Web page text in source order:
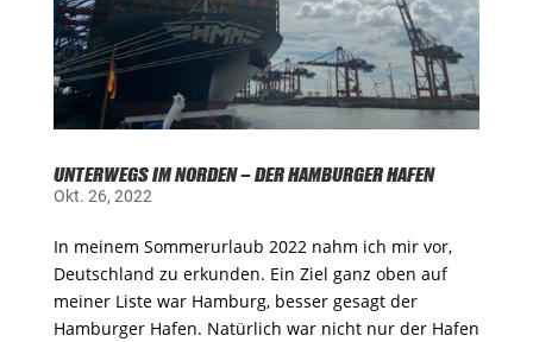
UNTERWEGS IM NORDEN – DER HAMBURGER HAFEN
Okt. 26, 2022
In meinem Sommerurlaub 2022 nahm ich mir vor,
Deutschland zu erkunden. Ein Ziel ganz oben auf
meiner Liste war Hamburg, besser gesagt der
Hamburger Hafen. Natürlich war nicht nur der Hafen